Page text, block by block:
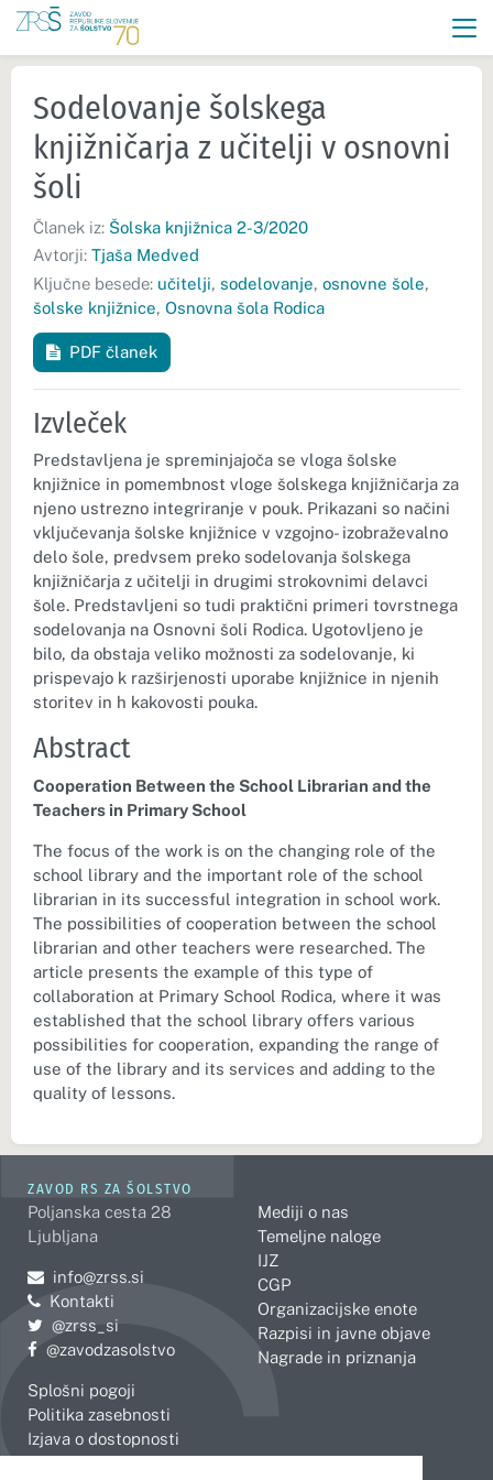
Sodelovanje šolskega
knjižničarja z učitelji v osnovni
šoli
Članek iz: Šolska knjižnica 2-3/2020
Avtorji: Tjaša Medved
Ključne besede: učitelji, sodelovanje, osnovne šole,
šolske knjižnice, Osnovna šola Rodica
PDF članek
Izvleček
Predstavljena je spreminjajoča se vloga šolske
knjižnice in pomembnost vloge šolskega knjižničarja za
njeno ustrezno integriranje v pouk. Prikazani so načini
vključevanja šolske knjižnice v vzgojno- izobraževalno
delo šole, predvsem preko sodelovanja šolskega
knjižničarja z učitelji in drugimi strokovnimi delavci
šole. Predstavljeni so tudi praktični primeri tovrstnega
sodelovanja na Osnovni šoli Rodica. Ugotovljeno je
bilo, da obstaja veliko možnosti za sodelovanje, ki
prispevajo k razširjenosti uporabe knjižnice in njenih
storitev in h kakovosti pouka.
Abstract
Cooperation Between the School Librarian and the
Teachers in Primary School
The focus of the work is on the changing role of the
school library and the important role of the school
librarian in its successful integration in school work.
The possibilities of cooperation between the school
librarian and other teachers were researched. The
article presents the example of this type of
collaboration at Primary School Rodica, where it was
established that the school library offers various
possibilities for cooperation, expanding the range of
use of the library and its services and adding to the
quality of lessons.
ZAVOD RS ZA ŠOLSTVO
Poljanska cesta 28
Ljubljana
Pošljite e-mail na
info@zrss.si
Kontakti
Pojdite na Twitter:
@zrss_si
Pojdite na Facebook:
@zavodzasolstvo
Splošni pogoji
Politika zasebnosti
Izjava o dostopnosti
Mediji o nas
Temeljne naloge
IJZ
CGP
Organizacijske enote
Razpisi in javne objave
Nagrade in priznanja